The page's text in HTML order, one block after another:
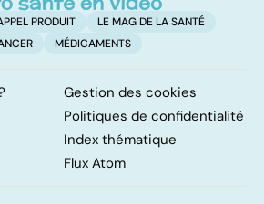
PRODUIT
LE MAG DE LA SANTÉ
MÉDICAMENTS
Gestion des cookies
Politiques de confidentialité
Index thématique
Flux Atom